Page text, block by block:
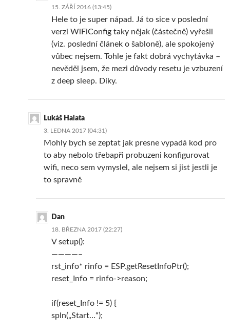
15. ZÁŘÍ 2016 (13:45)
Hele to je super nápad. Já to sice v poslední
verzi WiFiConfig taky nějak (částečně) vyřešil
(viz. poslední článek o šabloně), ale spokojený
vůbec nejsem. Tohle je fakt dobrá vychytávka –
nevěděl jsem, že mezi důvody resetu je vzbuzení
z deep sleep. Díky.
Lukáš Halata
3. LEDNA 2017 (04:31)
Mohly bych se zeptat jak presne vypadá kod pro
to aby nebolo třebapři probuzeni konfigurovat
wifi, neco sem vymyslel, ale nejsem si jist jestli je
to spravně
Dan
18. BŘEZNA 2017 (22:27)
V setup():
————–
rst_info* rinfo = ESP.getResetInfoPtr();
reset_Info = rinfo->reason;
if(reset_Info != 5) {
spln(„Start…“);